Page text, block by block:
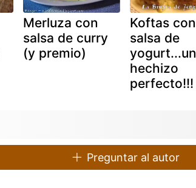
Merluza con
salsa de curry
(y premio)
Koftas con
salsa de
yogurt...un
hechizo
perfecto!!!
Preguntar al autor